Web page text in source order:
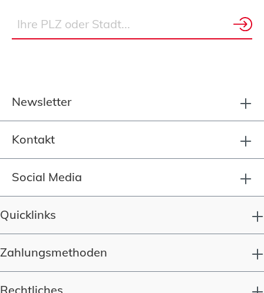
Newsletter
Kontakt
Social Media
Quicklinks
Zahlungsmethoden
Rechtliches